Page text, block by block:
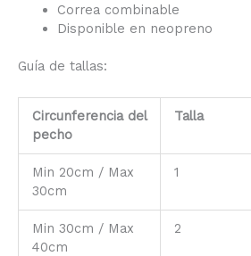
Correa combinable
Disponible en neopreno
Guía de tallas:
Circunferencia del
pecho
Talla
Min 20cm / Max
30cm
1
Min 30cm / Max
40cm
2